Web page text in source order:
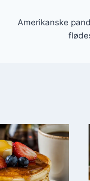
Amerikanske